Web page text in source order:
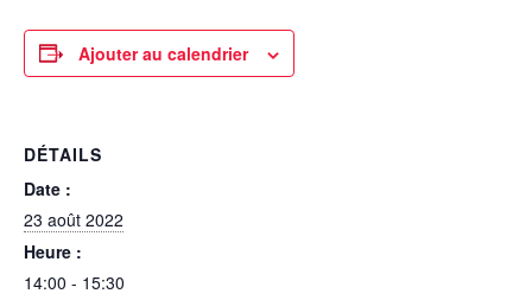
Ajouter au calendrier
DÉTAILS
Date :
23 août 2022
Heure :
14:00 - 15:30